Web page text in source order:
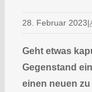
28. Februar 2023|
Geht etwas
Gegenstand
einen neuen